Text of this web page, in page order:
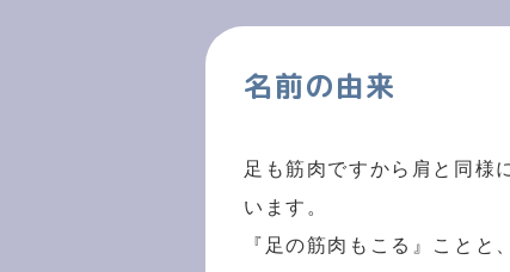
名前の由来
足も筋肉ですから肩と同様
います。
『足の筋肉もこる』ことと